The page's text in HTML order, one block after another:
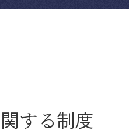
関する制度